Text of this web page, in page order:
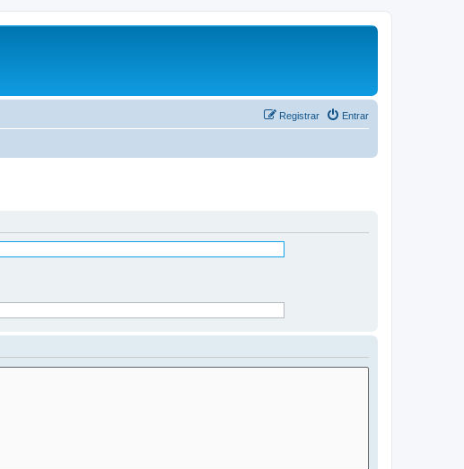
Entrar
Registrar